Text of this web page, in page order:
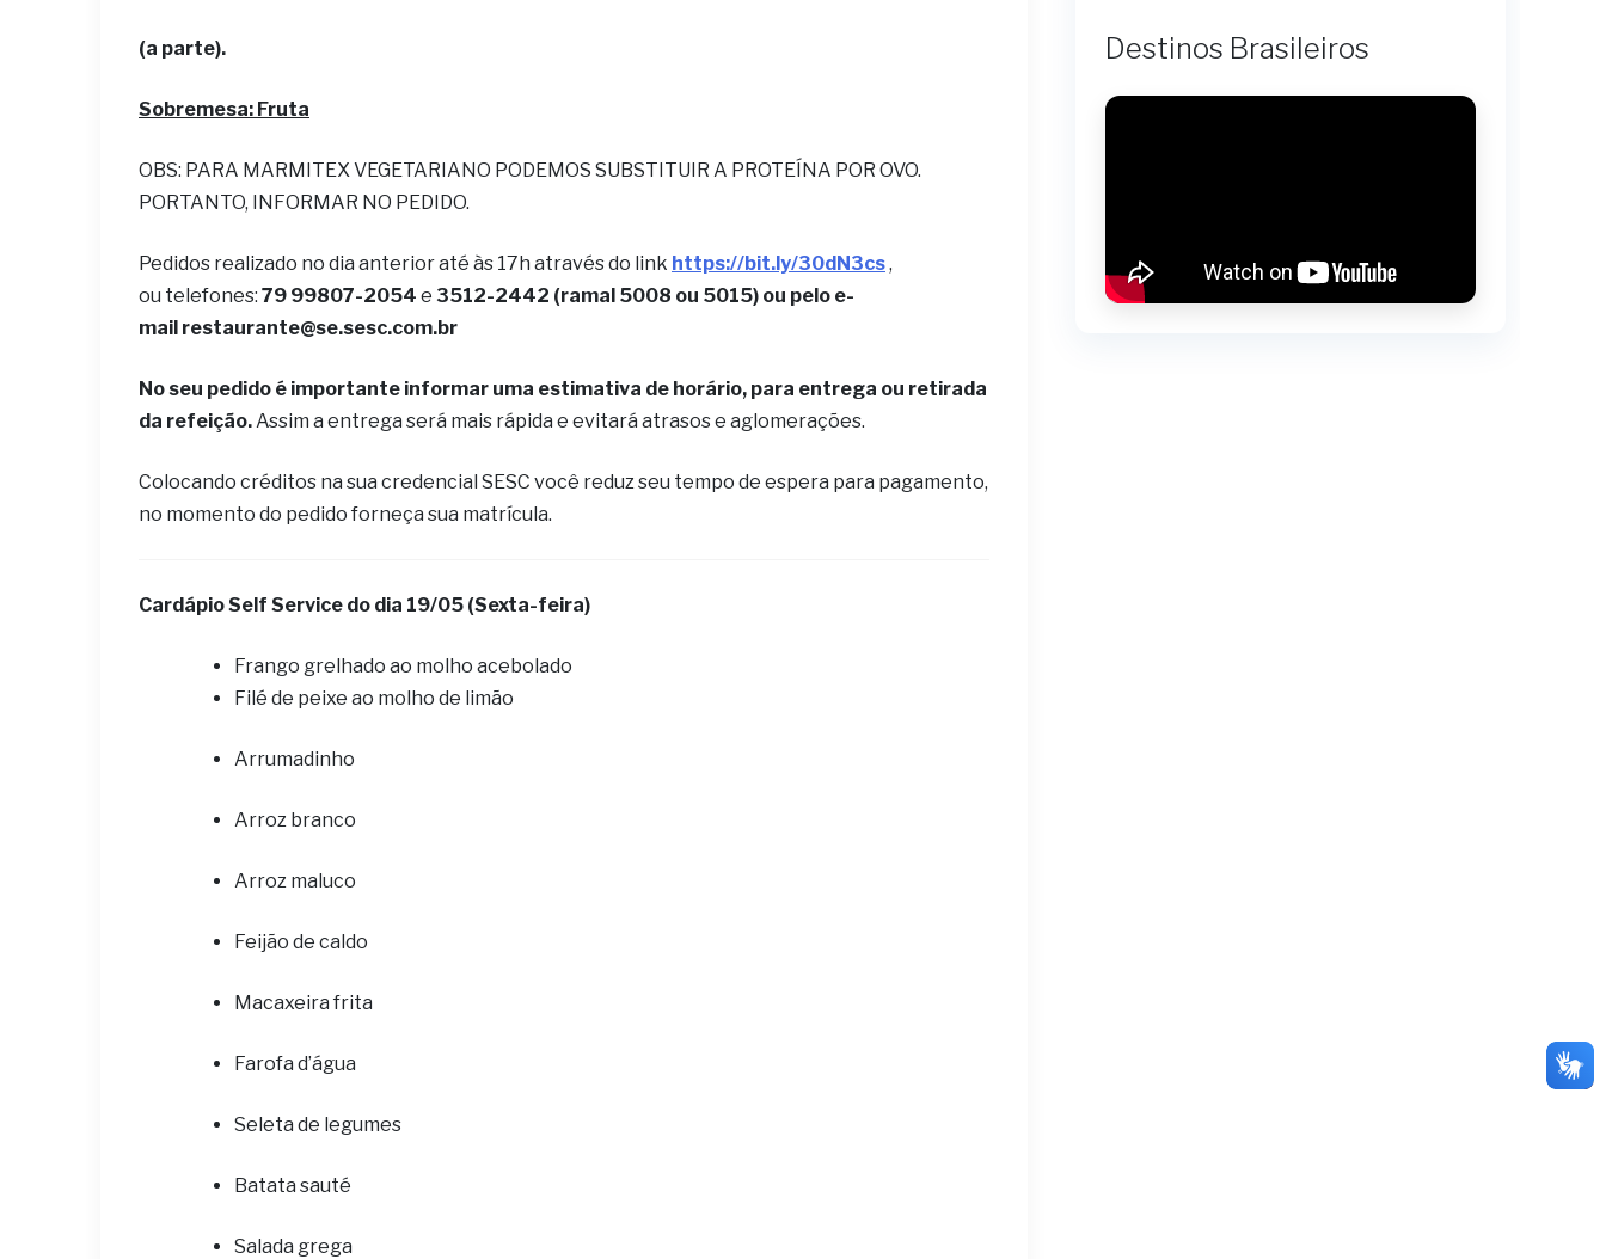
(a parte).
Sobremesa: Fruta
OBS: PARA MARMITEX VEGETARIANO PODEMOS SUBSTITUIR A PROTEÍNA POR OVO.
PORTANTO, INFORMAR NO PEDIDO.
Pedidos realizado no dia anterior até às 17h através do link https://bit.ly/30dN3cs,
ou telefones: 79 99807-2054 e 3512-2442 (ramal 5008 ou 5015) ou pelo e-
mail restaurante@se.sesc.com.br
No seu pedido é importante informar uma estimativa de horário, para entrega ou retirada
da refeição.Assim a entrega será mais rápida e evitará atrasos e aglomerações.
Colocando créditos na sua credencial SESC você reduz seu tempo de espera para pagamento,
no momento do pedido forneça sua matrícula.
Cardápio Self Service do dia 19/05 (Sexta-feira)
Frango grelhado ao molho acebolado
Filé de peixe ao molho de limão
Arrumadinho
Arroz branco
Arroz maluco
Feijão de caldo
Macaxeira frita
Farofa d’água
Seleta de legumes
Batata sauté
Salada grega
Destinos Brasileiros